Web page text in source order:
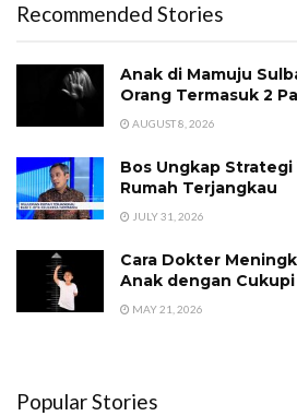
Recommended Stories
Anak di Mamuju
Orang Termasuk 2
AUGUST 8, 2026
Bos Ungkap
Rumah Terjangkau
JULY 31, 2026
Cara Dokter
Anak dengan
MAY 21, 2026
Popular Stories